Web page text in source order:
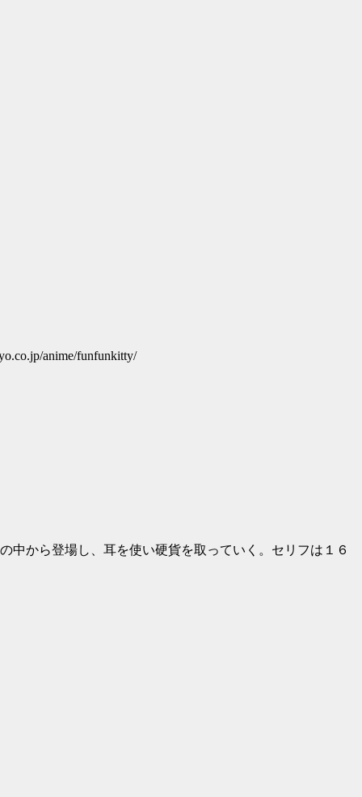
anime/funfunkitty/
中から登場し、耳を使い硬貨を取っていく。セリフは１６